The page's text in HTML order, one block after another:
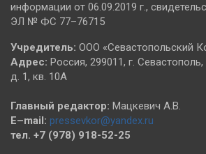
информации от 06.09.2019 г.,
ЭЛ № ФС 77–76715
Учредитель: ООО «Севастопольский
Адрес: Россия, 299011, г.
д. 1, кв. 10А
Главный редактор: Мацкевич А.В.
E–mail: pressevkor@yandex.ru
тел. +7 (978) 918-52-25